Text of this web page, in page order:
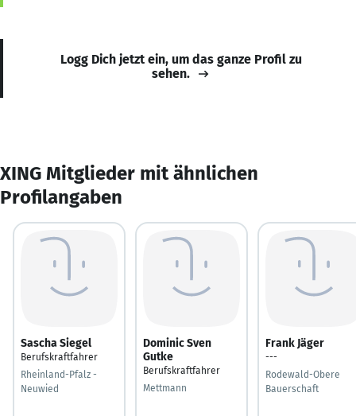
Logg Dich jetzt ein, um das ganze Profil zu
sehen.
XING Mitglieder mit ähnlichen
Profilangaben
Sascha Siegel
Berufskraftfahrer
Rheinland-Pfalz -
Neuwied
Dominic Sven
Gutke
Berufskraftfahrer
Mettmann
Frank Jäger
---
Rodewald-Obere
Bauerschaft